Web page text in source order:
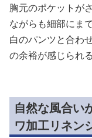
胸元のポケットが
ながらも細部にま
白のパンツと合わ
の余裕が感じられ
自然な風合い
ワ加工リネン